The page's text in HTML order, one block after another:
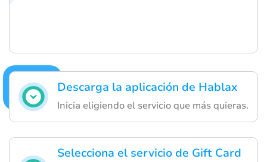
Descarga la aplicación de Hablax
Inicia eligiendo el servicio que más quieras.
Selecciona el servicio de Gift Card